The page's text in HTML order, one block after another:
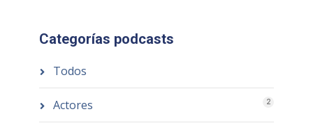
Categorías podcasts
Todos
Actores 2